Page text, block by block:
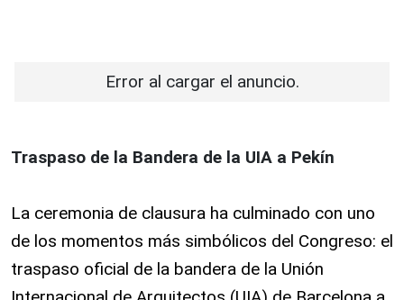
Error al cargar el anuncio.
Traspaso de la Bandera de la UIA a Pekín
La ceremonia de clausura ha culminado con uno
de los momentos más simbólicos del Congreso: el
traspaso oficial de la bandera de la Unión